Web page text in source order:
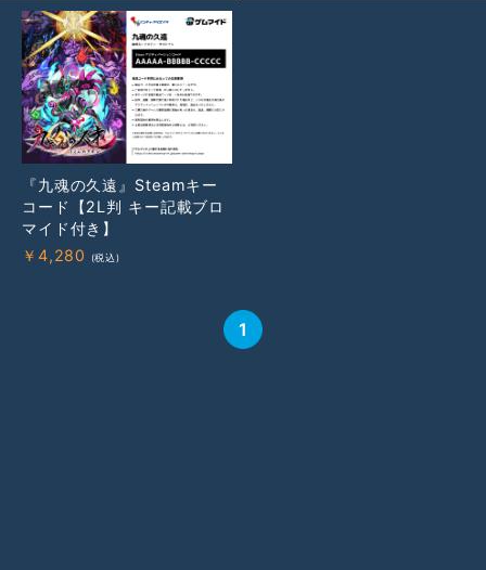
『九魂の久遠』Steamキー
コード【2L判 キー記載ブロ
マイド付き】
￥ 4,280
1